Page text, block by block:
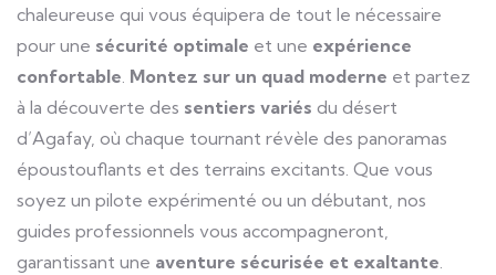
chaleureuse qui vous équipera de tout le nécessaire
pour une sécurité optimale et une expérience
confortable. Montez sur un quad moderne et partez
à la découverte des sentiers variés du désert
d’Agafay, où chaque tournant révèle des panoramas
époustouflants et des terrains excitants. Que vous
soyez un pilote expérimenté ou un débutant, nos
guides professionnels vous accompagneront,
garantissant une aventure sécurisée et exaltante.